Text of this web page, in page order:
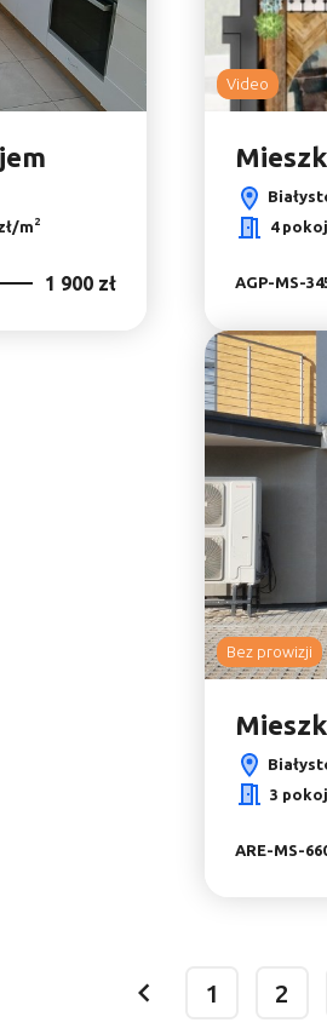
m2
1 900 zł
Video
4
AGP-MS-
Bez prowizji
3
ARE-MS-
1 2